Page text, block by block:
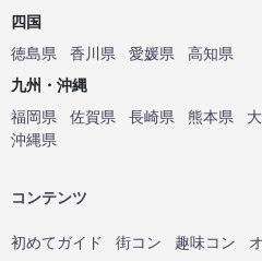
四国
徳島県
香川県 愛媛県
高知県
九州・沖縄
福岡県
佐賀県 長崎県 熊本県
沖縄県
コンテンツ
初めてガイド 街コン 趣味コン